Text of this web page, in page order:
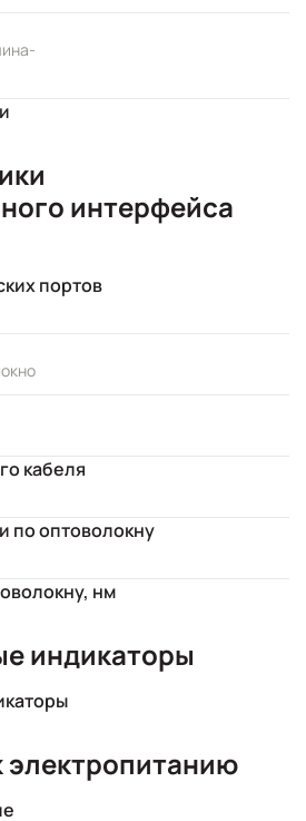
интерфейса
портов
кабеля
по оптоволокну
нм
индикаторы
электропитанию